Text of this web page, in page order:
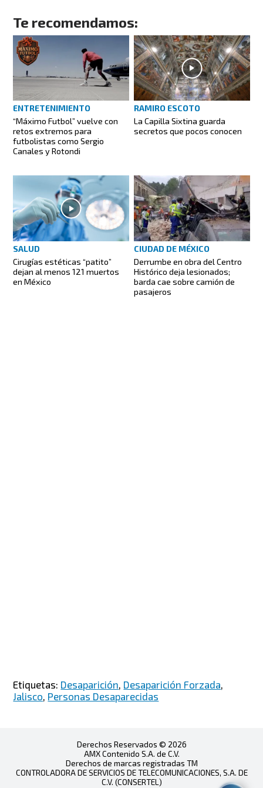
Te recomendamos:
ENTRETENIMIENTO
“Máximo Futbol” vuelve con
retos extremos para
futbolistas como Sergio
Canales y Rotondi
RAMIRO ESCOTO
La Capilla Sixtina guarda
secretos que pocos conocen
SALUD
Cirugías estéticas “patito”
dejan al menos 121 muertos
en México
CIUDAD DE MÉXICO
Derrumbe en obra del Centro
Histórico deja lesionados;
barda cae sobre camión de
pasajeros
Etiquetas: Desaparición Desaparición Forzada
Jalisco Personas Desaparecidas
Derechos Reservados © 2026
AMX Contenido S.A. de C.V.
Derechos de marcas registradas TM
CONTROLADORA DE SERVICIOS DE TELECOMUNICACIONES, S.A. DE
C.V. (CONSERTEL)